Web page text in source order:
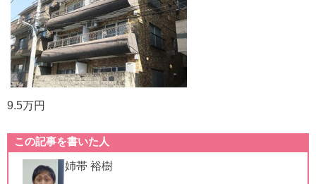
9.5万円
この記事を書いた人
姉帯 裕樹